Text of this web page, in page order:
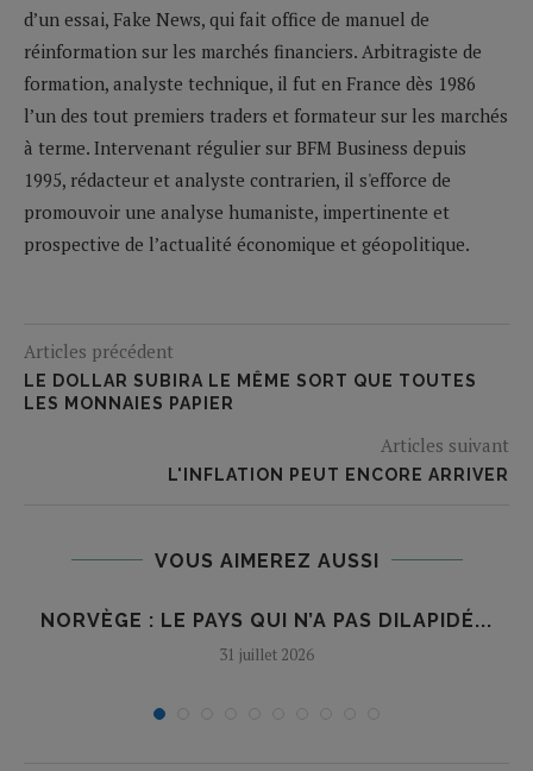
d’un essai, Fake News, qui fait office de manuel de
réinformation sur les marchés financiers. Arbitragiste de
formation, analyste technique, il fut en France dès 1986
l’un des tout premiers traders et formateur sur les marchés
à terme. Intervenant régulier sur BFM Business depuis
1995, rédacteur et analyste contrarien, il s'efforce de
promouvoir une analyse humaniste, impertinente et
prospective de l’actualité économique et géopolitique.
Articles précédent
LE DOLLAR SUBIRA LE MÊME SORT QUE TOUTES
LES MONNAIES PAPIER
Articles suivant
L'INFLATION PEUT ENCORE ARRIVER
VOUS AIMEREZ AUSSI
NORVÈGE : LE PAYS QUI N’A PAS DILAPIDÉ...
31 juillet 2026